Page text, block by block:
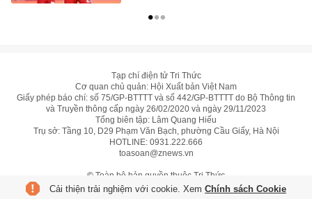
Tạp chí điện tử Tri Thức
Cơ quan chủ quản: Hội Xuất bản Việt Nam
Giấy phép báo chí: số 75/GP-BTTTT và số 442/GP-BTTTT do Bộ Thông tin
và Truyền thông cấp ngày 26/02/2020 và ngày 29/11/2023
Tổng biên tập: Lâm Quang Hiếu
Trụ sở: Tầng 10, D29 Phạm Văn Bạch, phường Cầu Giấy, Hà Nội
HOTLINE: 0931.222.666
toasoan@znews.vn
© Toàn bộ bản quyền thuộc Tri Thức
Cải thiện trải nghiệm với cookie. Xem Chính sách Cookie